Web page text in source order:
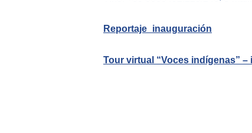
Reportaje_inauguración
Tour virtual “Voces indígenas”